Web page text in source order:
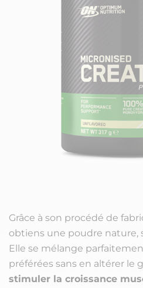
Grâce à son procédé de
obtiens une poudre nature,
Elle se mélange
préférées sans en altérer le
stimuler la croissance